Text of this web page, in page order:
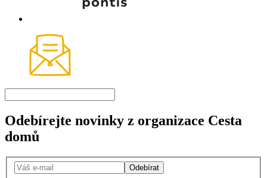
Odebírejte novinky z organizace Cesta
domů
Odebírat